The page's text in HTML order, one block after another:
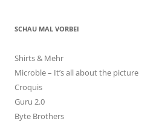
SCHAU MAL VORBEI
Shirts & Mehr
Microble – It’s all about the picture
Croquis
Guru 2.0
Byte Brothers